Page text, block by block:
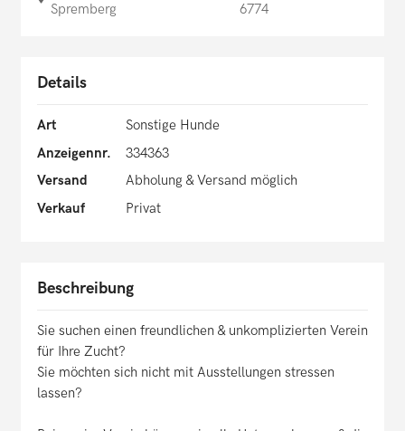
Spremberg
6774
Details
Art
Sonstige Hunde
Anzeigennr.
334363
Versand
Abholung & Versand möglich
Verkauf
Privat
Beschreibung
Sie suchen einen freundlichen & unkomplizierten Verein
für Ihre Zucht?
Sie möchten sich nicht mit Ausstellungen stressen
lassen?